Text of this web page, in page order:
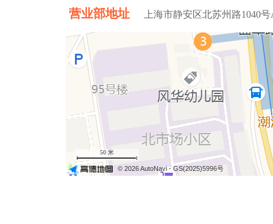
营业部地址 上海市静安区北苏州路1040
50 米
© 2026 AutoNavi- GS(2025)5996号